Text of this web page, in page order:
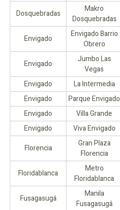
Dosquebradas
Makro
Dosquebradas
Envigado
Envigado Barrio
Obrero
Envigado
Jumbo Las
Vegas
Envigado
La Intermedia
Envigado
Parque Envigado
Envigado
Villa Grande
Envigado
Viva Envigado
Florencia
Gran Plaza
Florencia
Floridablanca
Metro
Floridablanca
Fusagasugá
Manila
Fusagasugá